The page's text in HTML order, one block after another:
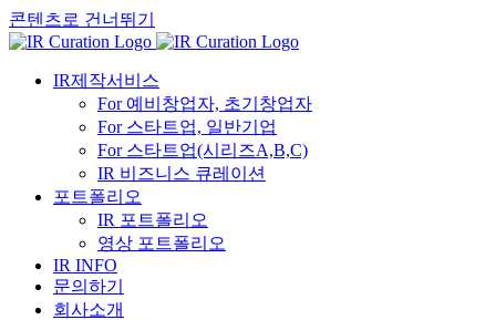
콘텐츠로 건너뛰기
IR제작서비스
For 예비창업자, 초기창업자
For 스타트업, 일반기업
For 스타트업(시리즈A,B,C)
IR 비즈니스 큐레이션
포트폴리오
IR 포트폴리오
영상 포트폴리오
IR INFO
문의하기
회사소개